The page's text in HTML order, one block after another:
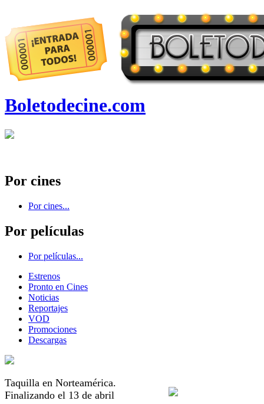
Boletodecine.com
Por cines
Por cines...
Por películas
Por películas...
Estrenos
Pronto en Cines
Noticias
Reportajes
VOD
Promociones
Descargas
Taquilla en Norteamérica.
Finalizando el 13 de abril